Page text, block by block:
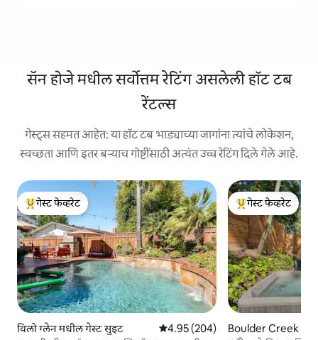
सॅन होजे मधील सर्वोत्तम रेटिंग असलेली हॉट टब
रेंटल्स
गेस्ट्स सहमत आहेत: या हॉट टब भाड्याच्या जागांना त्यांचे लोकेशन,
स्वच्छता आणि इतर बऱ्याच गोष्टींसाठी अत्यंत उच्च रेटिंग दिले गेले आहे.
टॉप गेस्ट फेव्हरेट
गेस्ट फेव्हरेट
विलो ग्लेन मधील गेस्ट सुइट 5 पैकी 4.95 सरासरी रेटिंग, 204 रिव्ह्यूज
4.95 (204)
टॉप गेस्ट फेव्हरेट
गेस्ट फेव्हरेट
Boulder Creek